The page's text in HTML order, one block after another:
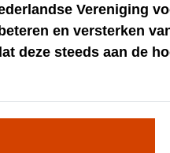
Vereniging
en versterken
deze steeds aan de